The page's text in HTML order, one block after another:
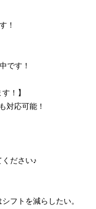
！
です！
！】
対応可能！
ださい♪
フトを減らしたい。